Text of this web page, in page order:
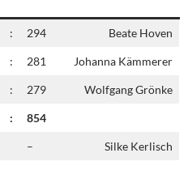
: 294 Beate Hoven
: 281 Johanna Kämmerer
: 279 Wolfgang Grönke
: 854
– Silke Kerlisch